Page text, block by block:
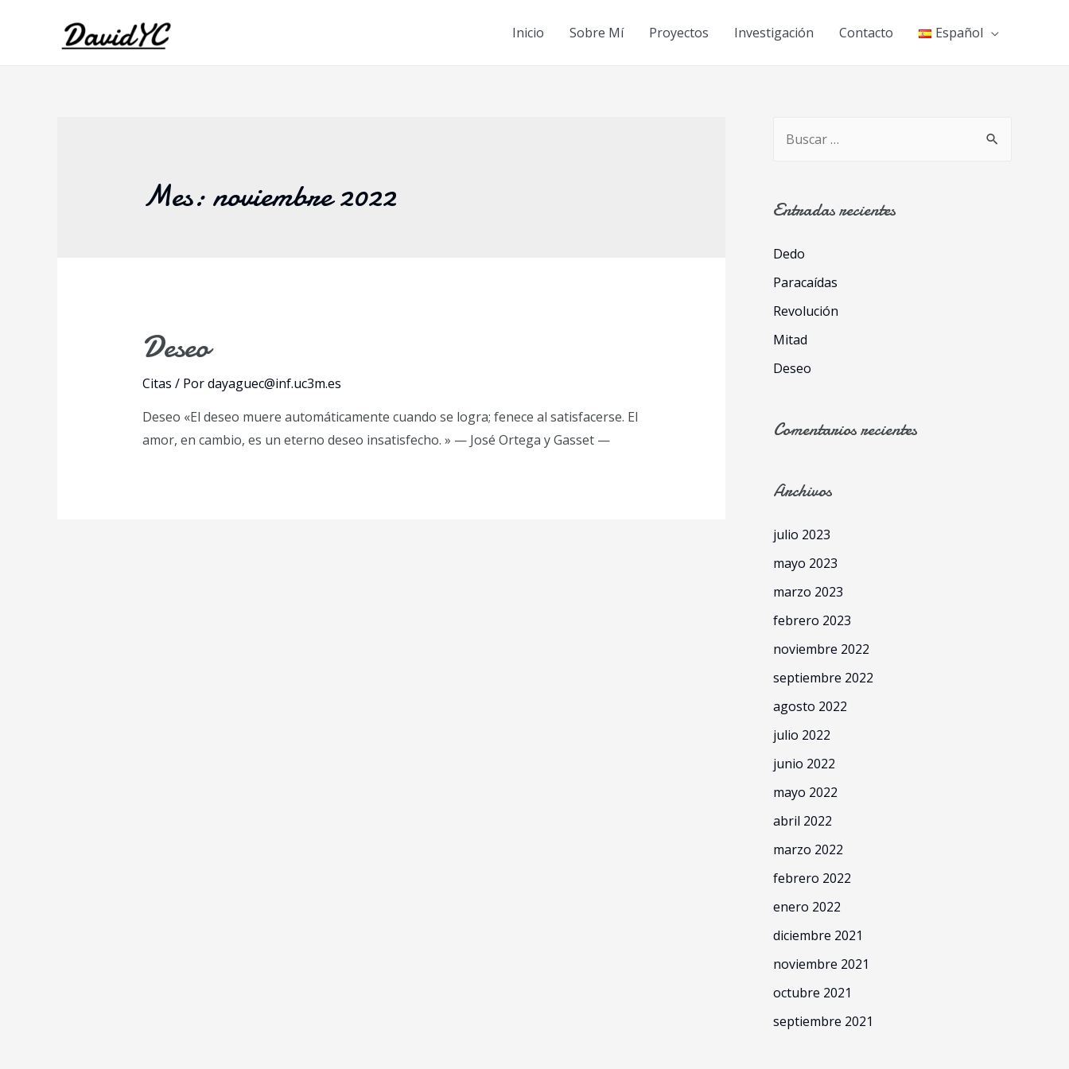
Inicio Sobre Mí Proyectos Investigación Contacto Español
Mes:noviembre 2022
Deseo
Citas / Pordayaguec@inf.uc3m.es
Deseo «El deseo muere automáticamente cuando se logra; fenece al satisfacerse. El
amor, en cambio, es un eterno deseo insatisfecho. » — José Ortega y Gasset —
c
r
p
o
r
Entradas recientes
Dedo
Paracaídas
Revolución
Mitad
Deseo
Comentarios recientes
Archivos
julio 2023
mayo 2023
marzo 2023
febrero 2023
noviembre 2022
septiembre 2022
agosto 2022
julio 2022
junio 2022
mayo 2022
abril 2022
marzo 2022
febrero 2022
enero 2022
diciembre 2021
noviembre 2021
octubre 2021
septiembre 2021